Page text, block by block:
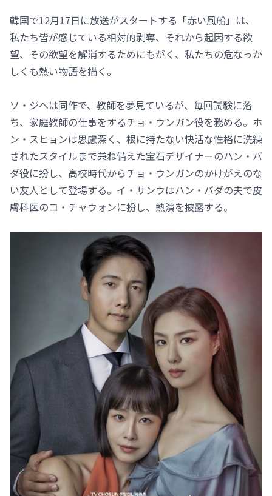
韓国で12月17日に放送がスタートする「赤い風船」は、
私たち皆が感じている相対的剥奪、それから起因する欲
望、その欲望を解消するためにもがく、私たちの危なっか
しくも熱い物語を描く。
ソ・ジヘは同作で、教師を夢見ているが、毎回試験に落
ち、家庭教師の仕事をするチョ・ウンガン役を務める。ホ
ン・スヒョンは思慮深く、根に持たない快活な性格に洗練
されたスタイルまで兼ね備えた宝石デザイナーのハン・バ
ダ役に扮し、高校時代からチョ・ウンガンのかけがえのな
い友人として登場する。イ・サンウはハン・バダの夫で皮
膚科医のコ・チャウォンに扮し、熱演を披露する。